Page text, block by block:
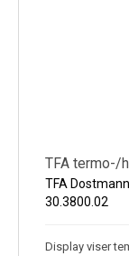
TFA termo-/
TFA Dostmann
30.3800.02
Display viser